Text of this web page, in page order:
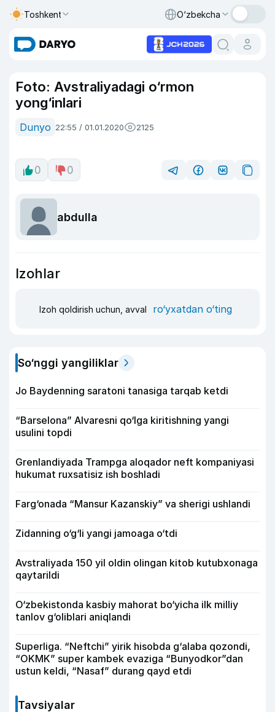
Toshkent O‘zbekcha
Foto: Avstraliyadagi o‘rmon
yong‘inlari
Dunyo 22:55 / 01.01.2020 2125
0 0
abdulla
Izohlar
Izoh qoldirish uchun, avval ro‘yxatdan o‘ting
So‘nggi yangiliklar
Jo Baydenning saratoni tanasiga tarqab ketdi
“Barselona” Alvaresni qo‘lga kiritishning yangi
usulini topdi
Grenlandiyada Trampga aloqador neft kompaniyasi
hukumat ruxsatisiz ish boshladi
Farg‘onada “Mansur Kazanskiy” va sherigi ushlandi
Zidanning o‘g‘li yangi jamoaga o‘tdi
Avstraliyada 150 yil oldin olingan kitob kutubxonaga
qaytarildi
O‘zbekistonda kasbiy mahorat bo‘yicha ilk milliy
tanlov g‘oliblari aniqlandi
Superliga. “Neftchi” yirik hisobda g‘alaba qozondi,
“OKMK” super kambek evaziga “Bunyodkor”dan
ustun keldi, “Nasaf” durang qayd etdi
Tavsiyalar